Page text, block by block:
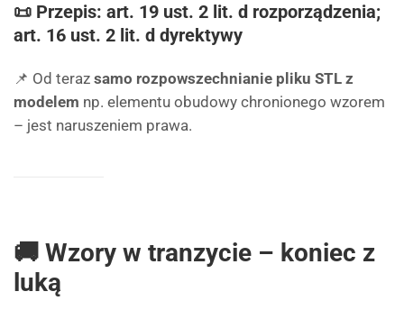
📜 Przepis: art. 19 ust. 2 lit. d rozporządzenia;
art. 16 ust. 2 lit. d dyrektywy
📌 Od teraz samo rozpowszechnianie pliku STL z
modelem np. elementu obudowy chronionego wzorem
– jest naruszeniem prawa.
🚚 Wzory w tranzycie – koniec z
luką